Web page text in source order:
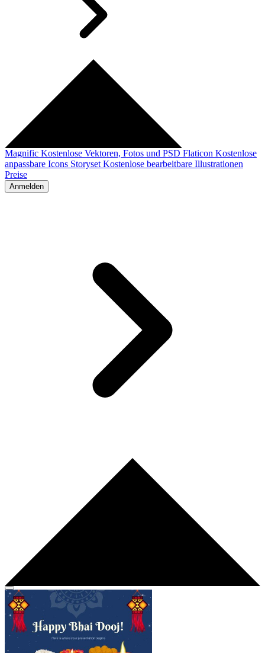
Magnific Kostenlose Vektoren, Fotos und PSD Flaticon Kostenlose
anpassbare Icons Storyset Kostenlose bearbeitbare Illustrationen
Preise
Anmelden